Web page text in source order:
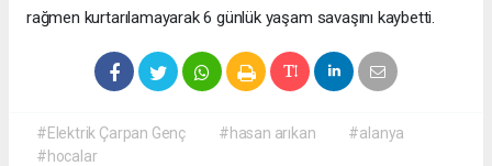
rağmen kurtarılamayarak 6 günlük yaşam savaşını kaybetti.
#Elektrik Çarpan Genç #hasan arıkan
#alanya
#hocalar